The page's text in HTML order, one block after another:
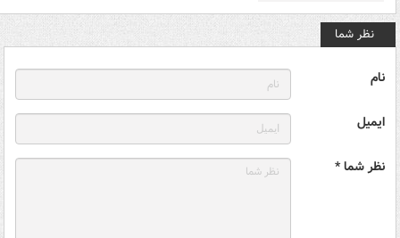
نظر شما
نام
ایمیل
نظر شما *